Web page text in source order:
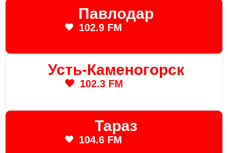
Павлодар
102.9 FM
Усть-Каменогорск
102.3 FM
Тараз
104.6 FM